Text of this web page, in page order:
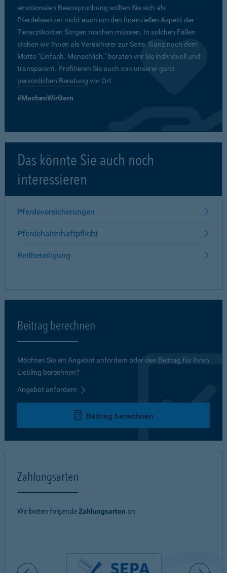
emotionalen Beanspruchung sollten Sie sich als
Pferdebesitzer nicht auch um den finanziellen Aspekt der
Tierarztkosten Sorgen machen müssen. In solchen Fällen
stehen wir Ihnen als Versicherer zur Seite. Ganz nach dem
Motto "Einfach. Menschlich." beraten wir Sie individuell und
transparent. Profitieren Sie auch von unserer ganz
persönlichen Beratung vor Ort.
#MachenWirGern
Das könnte Sie auch noch
interessieren
Pferdeversicherungen
Pferdehalterhaftpflicht
Reitbeteiligung
Beitrag berechnen
Möchten Sie ein Angebot anfordern oder den Beitrag für Ihren
Liebling berechnen?
Angebot anfordern
Beitrag berechnen
Zahlungsarten
Wir bieten folgendeZahlungsarten an: